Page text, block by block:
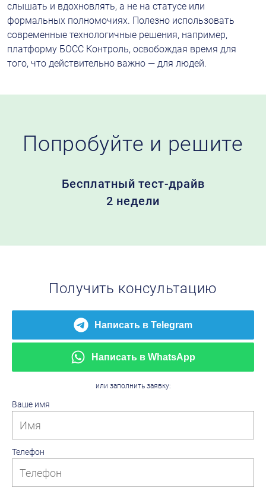
слышать и вдохновлять, а не на статусе или
формальных полномочиях. Полезно использовать
современные технологичные решения, например,
платформу БОСС Контроль, освобождая время для
того, что действительно важно — для людей.
Попробуйте и решите
Бесплатный тест-драйв
2 недели
Получить консультацию
Написать в Telegram
Написать в WhatsApp
или заполнить заявку:
Ваше имя
Телефон